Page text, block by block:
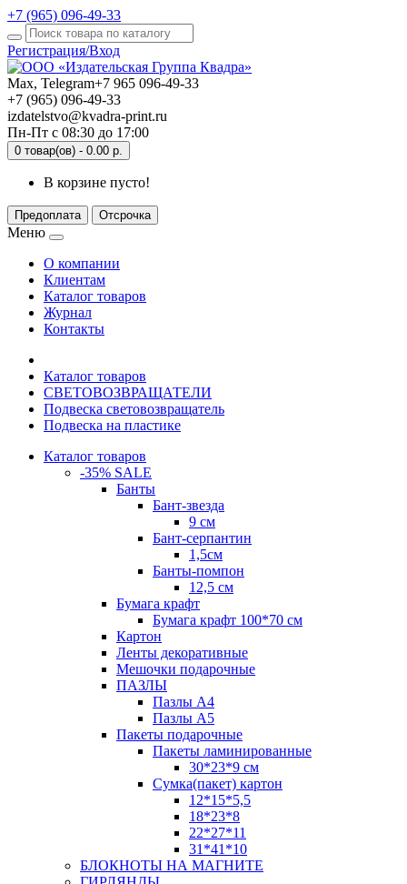
+7 (965) 096-49-33
Регистрация/Вход
Max, Telegram+7 965 096-49-33
+7 (965) 096-49-33
izdatelstvo@kvadra-print.ru
Пн-Пт с 08:30 до 17:00
0 товар(ов) - 0.00 р.
В корзине пусто!
Меню
О компании
Клиентам
Каталог товаров
Журнал
Контакты
Каталог товаров
СВЕТОВОЗВРАЩАТЕЛИ
Подвеска световозвращатель
Подвеска на пластике
Каталог товаров
-35% SALE
Банты
Бант-звезда
9 см
Бант-серпантин
1,5см
Банты-помпон
12,5 см
Бумага крафт
Бумага крафт 100*70 см
Картон
Ленты декоративные
Мешочки подарочные
ПАЗЛЫ
Пазлы А4
Пазлы А5
Пакеты подарочные
Пакеты ламинированные
30*23*9 см
Сумка(пакет) картон
12*15*5,5
18*23*8
22*27*11
31*41*10
БЛОКНОТЫ НА МАГНИТЕ